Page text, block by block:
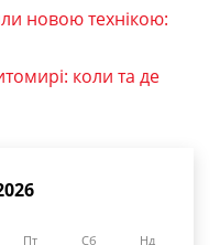
новою технікою:
коли та де
Пт Сб Нд